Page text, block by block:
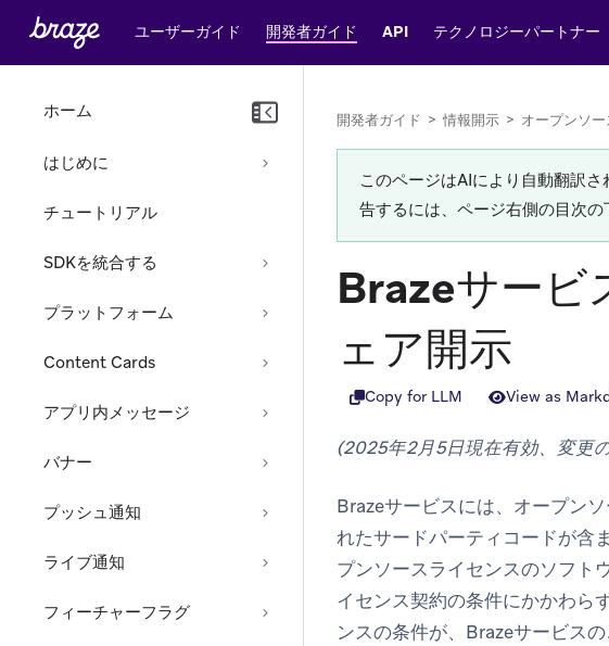
ユーザーガイド 開発者ガイド API テクノロジーパートナー
ホーム
はじめに
チュートリアル
SDKを統合する
プラットフォーム
Content Cards
アプリ内メッセージ
バナー
プッシュ通知
ライブ通知
フィーチャーフラグ
開発者ガイド > 情報開示 > オープンソ
このページはAIにより自動翻訳
告するには、ページ右側の目次の
Brazeサービ
ェア開示
Copy for LLM View as
(2025年2月5日現在有効、変更
Brazeサービスには、オープン
れたサードパーティコードが含
プンソースライセンスのソフト
イセンス契約の条件にかかわら
ンスの条件が、Brazeサービス